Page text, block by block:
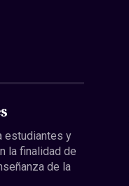
estudiantes y
la finalidad de
de la